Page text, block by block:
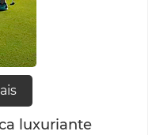
luxuriante